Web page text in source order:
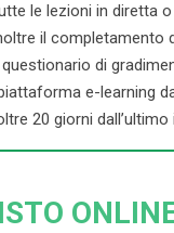
le lezioni in diretta
il completamento
di
e-learning
20 giorni dall’ultimo